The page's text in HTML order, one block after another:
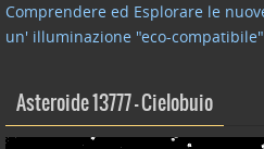
Comprendere ed Esplorare le
un' illuminazione "eco-compatibile"
Asteroide 13777 – Cielobuio